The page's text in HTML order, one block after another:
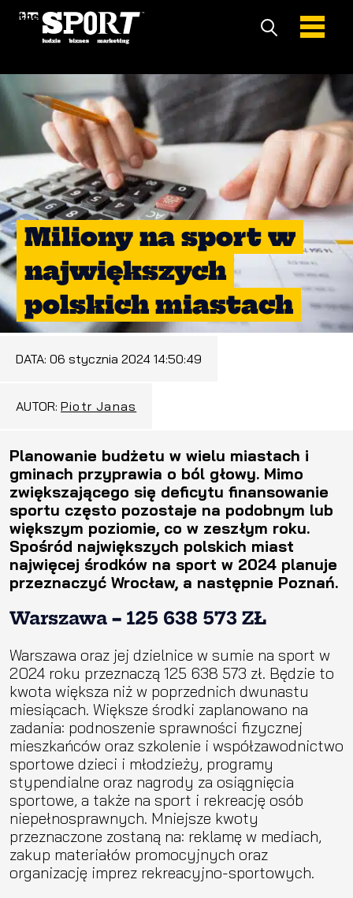
Miliony na sport w
największych
polskich miastach
DATA: 06 stycznia 2024 14:50:49
AUTOR: Piotr Janas
Planowanie budżetu w wielu miastach i
gminach przyprawia o ból głowy. Mimo
zwiększającego się deficytu finansowanie
sportu często pozostaje na podobnym lub
większym poziomie, co w zeszłym roku.
Spośród największych polskich miast
najwięcej środków na sport w 2024 planuje
przeznaczyć Wrocław, a następnie Poznań.
Warszawa – 125 638 573 ZŁ
Warszawa oraz jej dzielnice w sumie na sport w
2024 roku przeznaczą 125 638 573 zł. Będzie to
kwota większa niż w poprzednich dwunastu
miesiącach. Większe środki zaplanowano na
zadania: podnoszenie sprawności fizycznej
mieszkańców oraz szkolenie i współzawodnictwo
sportowe dzieci i młodzieży, programy
stypendialne oraz nagrody za osiągnięcia
sportowe, a także na sport i rekreację osób
niepełnosprawnych. Mniejsze kwoty
przeznaczone zostaną na: reklamę w mediach,
zakup materiałów promocyjnych oraz
organizację imprez rekreacyjno-sportowych.